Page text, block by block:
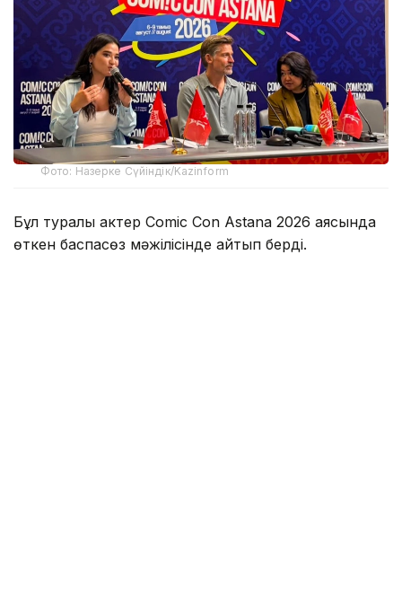
Фото: Назерке Сүйіндік/Kazinform
Бұл туралы актер Comic Con Astana 2026 аясында
өткен баспасөз мәжілісінде айтып берді.